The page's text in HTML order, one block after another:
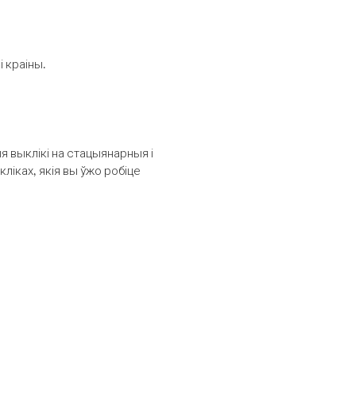
краіны.
на стацыянарныя і
якія вы ўжо робіце